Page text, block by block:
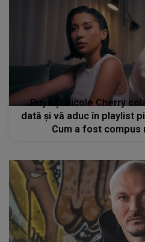
Puya și ‪Nicole Cherry‬ colaborează încă o
dată și vă aduc în playlist
Cum a fost compus